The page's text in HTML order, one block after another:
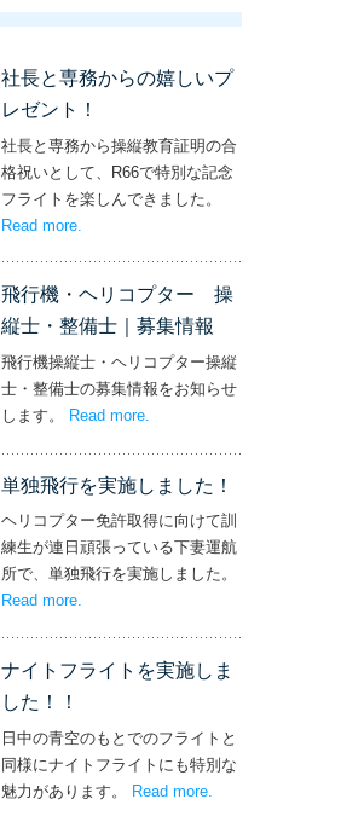
社長と専務からの嬉しいプ
レゼント！
社長と専務から操縦教育証明の合
格祝いとして、R66で特別な記念
フライトを楽しんできました。
Read more
飛行機・ヘリコプター 操
縦士・整備士｜募集情報
飛行機操縦士・ヘリコプター操縦
士・整備士の募集情報をお知らせ
します。
Read more– ‘飛行機・ヘリコプター
.
単独飛行を実施しました！
ヘリコプター免許取得に向けて訓
練生が連日頑張っている下妻運航
所で、単独飛行を実施しました。
Read more– ‘単独飛行を実施しました！’
.
ナイトフライトを実施しま
した！！
日中の青空のもとでのフライトと
同様にナイトフライトにも特別な
魅力があります。
Read more